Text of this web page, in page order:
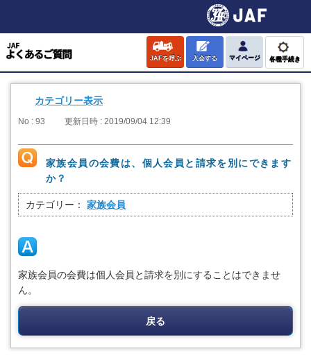
JAFを呼ぶ 入会する マイページ 各種手続き
カテゴリー表示
No : 93 更新日時 : 2019/09/04 12:39
家族会員の会費は、個人会員と請求を別にできます
か？
カテゴリー： 家族会員
家族会員の会費は個人会員と請求を別にすることはできませ
ん。
戻る